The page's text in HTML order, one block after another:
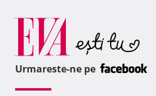
Urmareste-ne pe